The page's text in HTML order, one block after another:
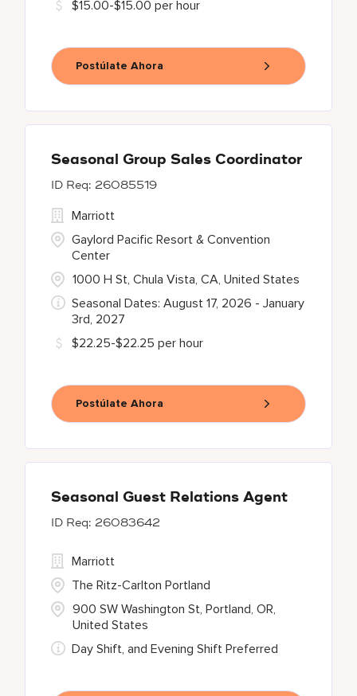
$15.00-$15.00 per hour
Postúlate Ahora
Seasonal Group Sales Coordinator
26085519
1000 H St, Chula Vista, CA, United States
Marriott
Gaylord Pacific Resort & Convention
Center
Seasonal Dates: August 17, 2026 - January
3rd, 2027
$22.25-$22.25 per hour
Postúlate Ahora
Seasonal Guest Relations Agent
26083642
900 SW Washington St, Portland, OR,
United States
Marriott
The Ritz-Carlton Portland
Day Shift, and Evening Shift Preferred